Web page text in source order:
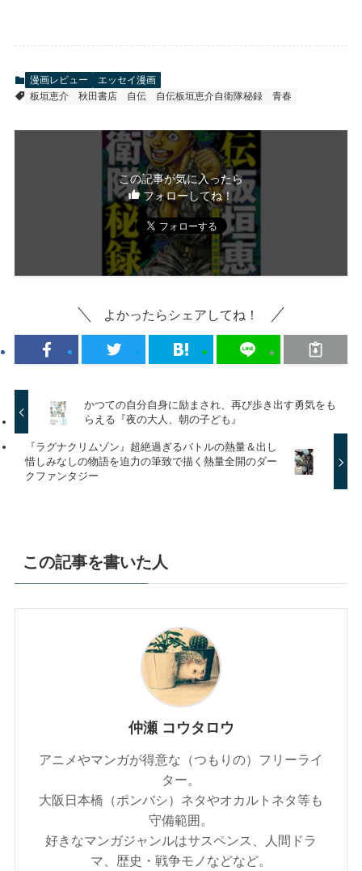
漫画レビュー
エッセイ漫画
板垣恵介
秋田書店 自伝 自伝板垣恵介自衛隊秘録 青春
この記事が気に入ったら
フォローしてね！
よかったらシェアしてね！
かつての自分自身に励まされ、再び歩き出す勇気をも
らえる『夜の大人、朝の子ども』
『ラグナクリムゾン』超絶過ぎるバトルの熱量＆出し
惜しみなしの物語を迫力の筆致で描く熱量全開のダー
クファンタジー
この記事を書いた人
仲瀬 コウタロウ
アニメやマンガが得意な（つもりの）フリーライ
ター。
大阪日本橋（ポンバシ）ネタやオカルトネタ等も
守備範囲。
好きなマンガジャンルはサスペンス、人間ドラ
マ、歴史・戦争モノなどなど。